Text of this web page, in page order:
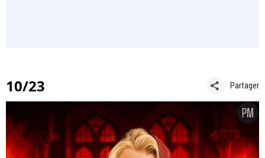
10/23 share Partager